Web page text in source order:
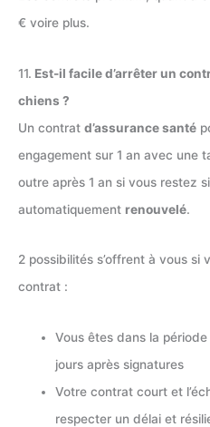
€ voire plus.
11. Est-il facile d’arrêter un
chiens ?
Un contrat d’assurance santé
engagement sur 1 an avec une
outre après 1 an si vous restez
automatiquement renouvelé.
2 possibilités s’offrent à vous si
contrat :
Vous êtes dans la
jours après signatures
Votre contrat court et
respecter un délai et